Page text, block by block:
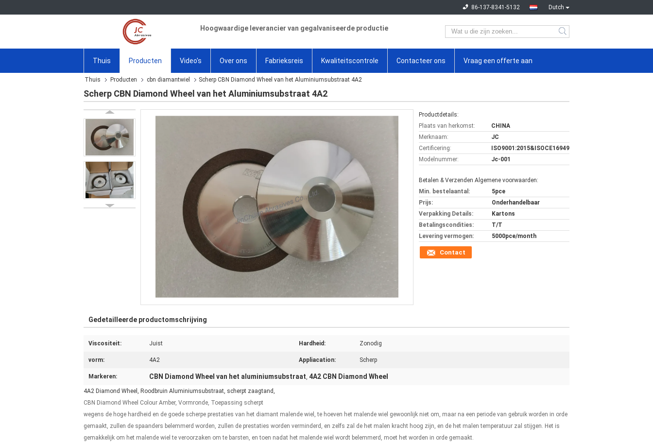
Dutch
86-137-8341-5132
Hoogwaardige leverancier van gegalvaniseerde productie
Thuis Producten Video's Over ons Fabrieksreis Kwaliteitscontrole Contacteer ons Vraag een offerte aan
Thuis Producten cbn diamantwiel Scherp CBN Diamond Wheel van het Aluminiumsubstraat 4A2
Scherp CBN Diamond Wheel van het Aluminiumsubstraat 4A2
Productdetails:
Plaats van herkomst:
CHINA
Merknaam:
JC
Certificering:
ISO9001:2015&ISOCE16949
Modelnummer:
Jc-001
Betalen & Verzenden Algemene voorwaarden:
Min. bestelaantal:
5pce
Prijs:
Onderhandelbaar
Verpakking Details:
Kartons
Betalingscondities:
T/T
Levering vermogen:
5000pce/month
Contact
Gedetailleerde productomschrijving
Viscositeit: Juist Hardheid: Zonodig
vorm: 4A2 Appliacation: Scherp
Markeren: CBN Diamond Wheel van het aluminiumsubstraat, 4A2 CBN Diamond Wheel
4A2 Diamond Wheel, Roodbruin Aluminiumsubstraat, scherpt zaagtand,
CBN Diamond Wheel Colour Amber, Vormronde, Toepassing scherpt
wegens de hoge hardheid en de goede scherpe prestaties van het diamant malende wiel, te hoeven het malende wiel gewoonlijk niet om, maar na een periode van gebruik worden in orde
gemaakt, zullen de spaanders belemmerd worden, zullen de prestaties worden verminderd, en zelfs zal de het malen kracht hoog zijn, en de het malen temperatuur zal stijgen. Het is
gemakkelijk om het malende wiel te veroorzaken om te barsten, en toen nadat het malende wiel wordt belemmerd, moet het worden in orde gemaakt.